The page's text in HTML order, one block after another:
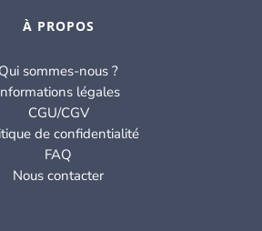
À PROPOS
Qui sommes-nous ?
légales
CGU/CGV
de confidentialité
FAQ
Nous contacter